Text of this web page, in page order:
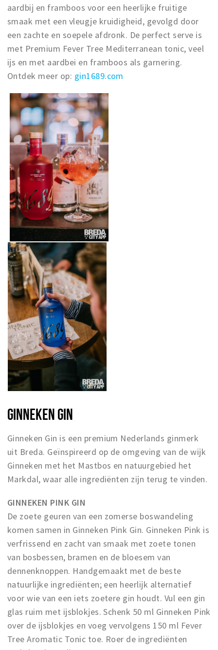
aardbij en framboos voor een heerlijke fruitige
smaak met een vleugje kruidigheid, gevolgd door
een zachte en soepele afdronk. De perfect serve is
met Premium Fever Tree Mediterranean tonic, veel
ijs en met aardbei en framboos als garnering.
Ontdek meer op: gin1689.com
GINNEKEN GIN
Ginneken Gin is een premium Nederlands ginmerk
uit Breda. Geïnspireerd op de omgeving van de wijk
Ginneken met het Mastbos en natuurgebied het
Markdal, waar alle ingrediënten zijn terug te vinden.
GINNEKEN PINK GIN
De zoete geuren van een zomerse boswandeling
komen samen in Ginneken Pink Gin. Ginneken Pink is
verfrissend en zacht van smaak met zoete tonen
van bosbessen, bramen en de bloesem van
dennenknoppen. Handgemaakt met de beste
natuurlijke ingrediënten; een heerlijk alternatief
voor wie van een iets zoetere gin houdt. Vul een gin
glas ruim met ijsblokjes. Schenk 50 ml Ginneken Pink
over de ijsblokjes en voeg vervolgens 150 ml Fever
Tree Aromatic Tonic toe. Roer de ingrediënten